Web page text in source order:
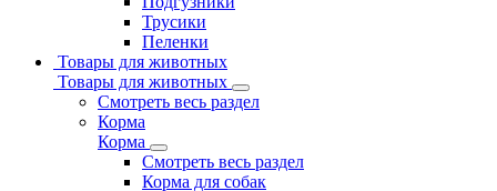
Трусики
Пеленки
Товары для животных
Товары для животных
Смотреть весь раздел
Корма
Корма
Смотреть весь раздел
Корма для собак